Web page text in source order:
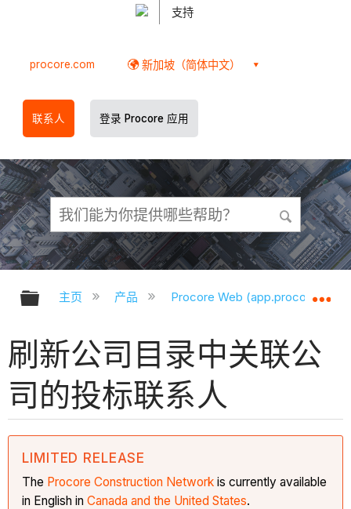
支持
procore.com 新加坡（简体中文）
联系人 登录 Procore 应用
扩展/隐缩全局层次
主页 产品 Procore Web
刷新公司目录中关联公
司的投标联系人
LIMITED RELEASE
The Procore Construction Network is currently available
in English inCanada and the United States.